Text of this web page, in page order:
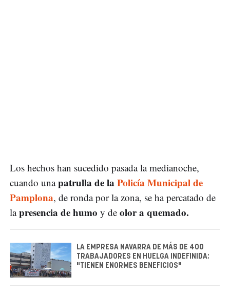
Los hechos han sucedido pasada la medianoche,
cuando unapatrulla de la Policía Municipal de
Pamplona, de ronda por la zona, se ha percatado de
lapresencia de humo y de olor a quemado.
LA EMPRESA NAVARRA DE MÁS DE 400
TRABAJADORES EN HUELGA INDEFINIDA:
"TIENEN ENORMES BENEFICIOS"